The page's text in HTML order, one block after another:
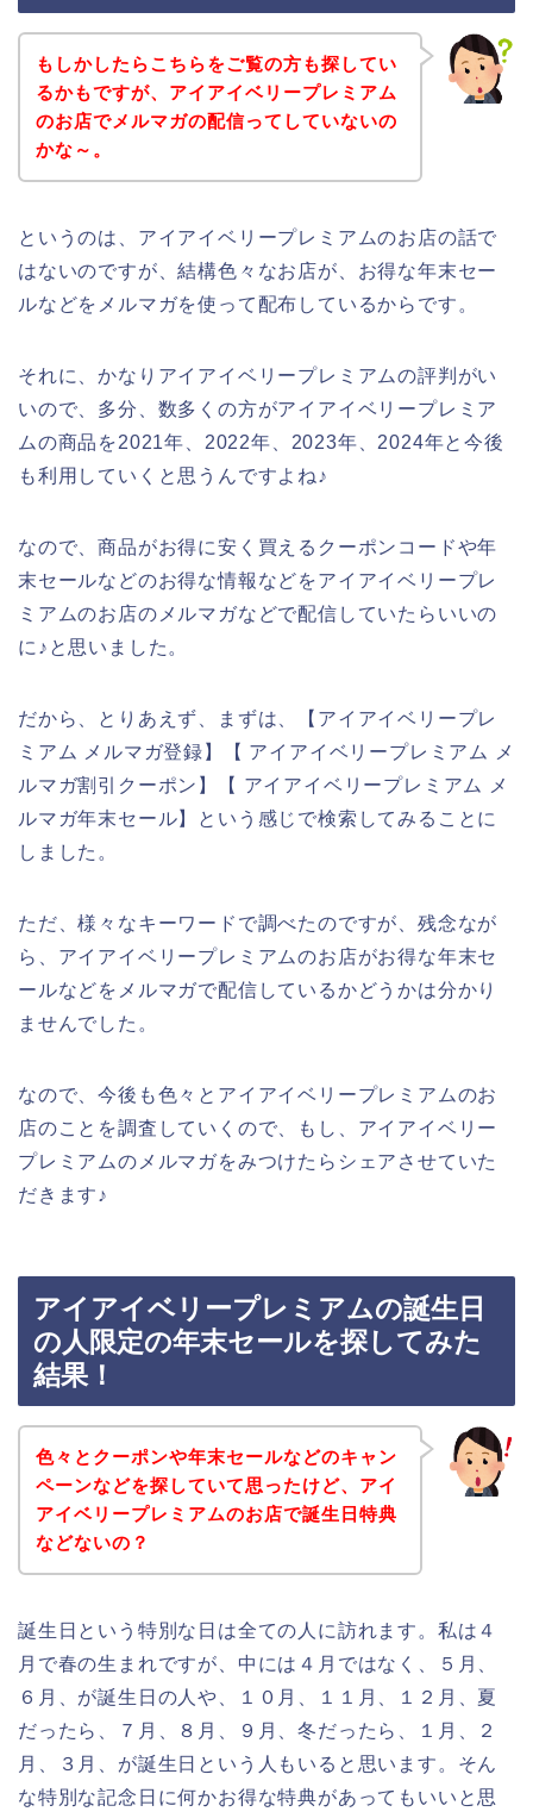
もしかしたらこちらをご覧の方も探してい
るかもですが、アイアイベリープレミアム
のお店でメルマガの配信ってしていないの
かな～。
というのは、アイアイベリープレミアムのお店の話で
はないのですが、結構色々なお店が、お得な年末セー
ルなどをメルマガを使って配布しているからです。
それに、かなりアイアイベリープレミアムの評判がい
いので、多分、数多くの方がアイアイベリープレミア
ムの商品を2021年、2022年、2023年、2024年と今後
も利用していくと思うんですよね♪
なので、商品がお得に安く買えるクーポンコードや年
末セールなどのお得な情報などをアイアイベリープレ
ミアムのお店のメルマガなどで配信していたらいいの
に♪と思いました。
だから、とりあえず、まずは、【アイアイベリープレ
ミアム メルマガ登録】【 アイアイベリープレミアム メ
ルマガ割引クーポン】【 アイアイベリープレミアム メ
ルマガ年末セール】という感じで検索してみることに
しました。
ただ、様々なキーワードで調べたのですが、残念なが
ら、アイアイベリープレミアムのお店がお得な年末セ
ールなどをメルマガで配信しているかどうかは分かり
ませんでした。
なので、今後も色々とアイアイベリープレミアムのお
店のことを調査していくので、もし、アイアイベリー
プレミアムのメルマガをみつけたらシェアさせていた
だきます♪
アイアイベリープレミアムの誕生日
の人限定の年末セールを探してみた
結果！
色々とクーポンや年末セールなどのキャン
ペーンなどを探していて思ったけど、アイ
アイベリープレミアムのお店で誕生日特典
などないの？
誕生日という特別な日は全ての人に訪れます。私は４
月で春の生まれですが、中には４月ではなく、５月、
６月、が誕生日の人や、１０月、１１月、１２月、夏
だったら、７月、８月、９月、冬だったら、１月、２
月、３月、が誕生日という人もいると思います。そん
な特別な記念日に何かお得な特典があってもいいと思